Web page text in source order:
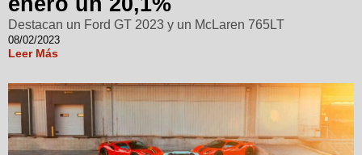
Destacan un Ford GT 2023 y un McLaren 765LT
08/02/2023
Leer Más